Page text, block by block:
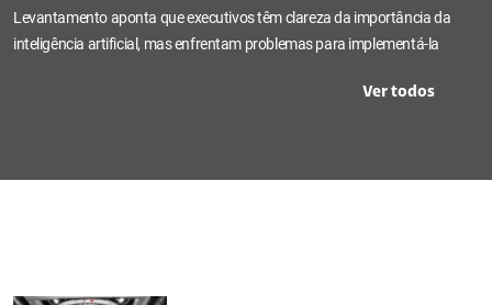
Levantamento aponta que executivos têm clareza da importância da
inteligência artificial, mas enfrentam problemas para implementá-la
Ver todos